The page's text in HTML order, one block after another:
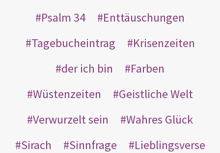
Psalm 34
Enttäuschungen
Tagebucheintrag
Krisenzeiten
der ich bin
Farben
Wüstenzeiten
Geistliche Welt
Verwurzelt sein
Wahres Glück
Sirach
Sinnfrage
Lieblingsverse